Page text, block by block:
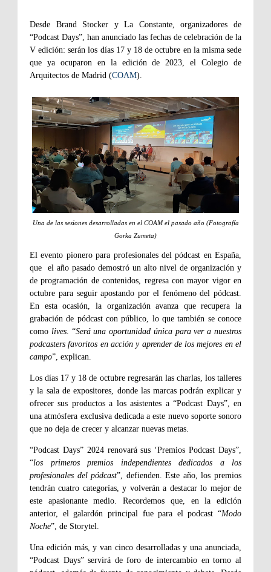
Desde Brand Stocker y La Constante, organizadores de
“Podcast Days”, han anunciado las fechas de celebración de la
V edición: serán los días 17 y 18 de octubre en la misma sede
que ya ocuparon en la edición de 2023, el Colegio de
Arquitectos de Madrid (COAM).
Una de las sesiones desarrolladas en el COAM el pasado año (Fotografía
Gorka Zumeta)
El evento pionero para profesionales del pódcast en España,
que el año pasado demostró un alto nivel de organización y
de programación de contenidos, regresa con mayor vigor en
octubre para seguir apostando por el fenómeno del pódcast.
En esta ocasión, la organización avanza que recupera la
grabación de pódcast con público, lo que también se conoce
como lives. “Será una oportunidad única para ver a nuestros
podcasters favoritos en acción y aprender de los mejores en el
campo”, explican.
Los días 17 y 18 de octubre regresarán las charlas, los talleres
y la sala de expositores, donde las marcas podrán explicar y
ofrecer sus productos a los asistentes a “Podcast Days”, en
una atmósfera exclusiva dedicada a este nuevo soporte sonoro
que no deja de crecer y alcanzar nuevas metas.
“Podcast Days” 2024 renovará sus ‘Premios Podcast Days”,
“los primeros premios independientes dedicados a los
profesionales del pódcast”, defienden. Este año, los premios
tendrán cuatro categorías, y volverán a destacar lo mejor de
este apasionante medio. Recordemos que, en la edición
anterior, el galardón principal fue para el podcast “Modo
Noche”, de Storytel.
Una edición más, y van cinco desarrolladas y una anunciada,
“Podcast Days” servirá de foro de intercambio en torno al